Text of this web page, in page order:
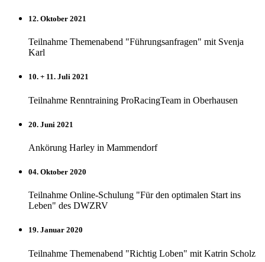
12. Oktober 2021
Teilnahme Themenabend "Führungsanfragen" mit Svenja
Karl
10. + 11. Juli 2021
Teilnahme Renntraining ProRacingTeam in Oberhausen
20. Juni 2021
Ankörung Harley in Mammendorf
04. Oktober 2020
Teilnahme Online-Schulung "Für den optimalen Start ins
Leben" des DWZRV
19. Januar 2020
Teilnahme Themenabend "Richtig Loben" mit Katrin Scholz